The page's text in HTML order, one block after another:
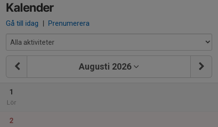
Kalender
Gå till idag | Prenumerera
Augusti 2026
1
Lör
2